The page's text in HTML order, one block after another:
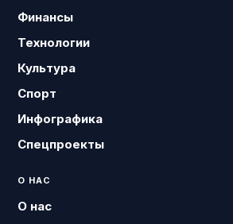
Финансы
Технологии
Культура
Спорт
Инфографика
Спецпроекты
О НАС
О нас